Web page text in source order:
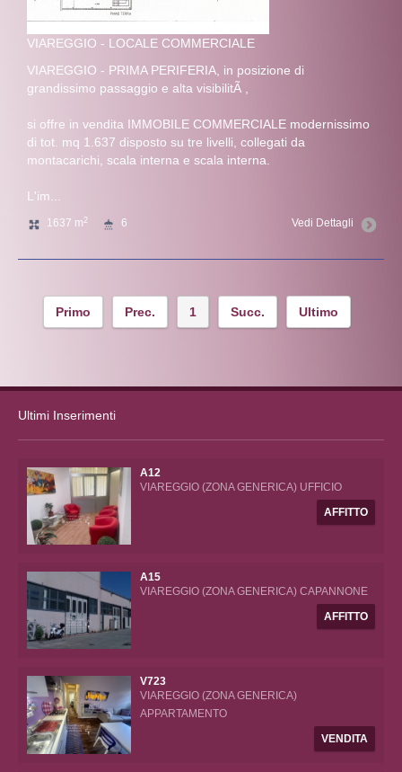
VIAREGGIO - LOCALE COMMERCIALE
VIAREGGIO - PRIMA PERIFERIA, in posizione di
grandissimo passaggio e alta visibilitÃ ,
si offre in vendita IMMOBILE COMMERCIALE modernissimo
di tot. mq 1.637 disposto su tre livelli, collegati da
montacarichi, scala interna e scala interna.
L'im...
1637 m 2 6 Vedi Dettagli
Primo Prec. 1 Succ. Ultimo
Ultimi Inserimenti
A12
VIAREGGIO (ZONA GENERICA) UFFICIO
AFFITTO
A15
VIAREGGIO (ZONA GENERICA) CAPANNONE
AFFITTO
V723
VIAREGGIO (ZONA GENERICA)
APPARTAMENTO
VENDITA